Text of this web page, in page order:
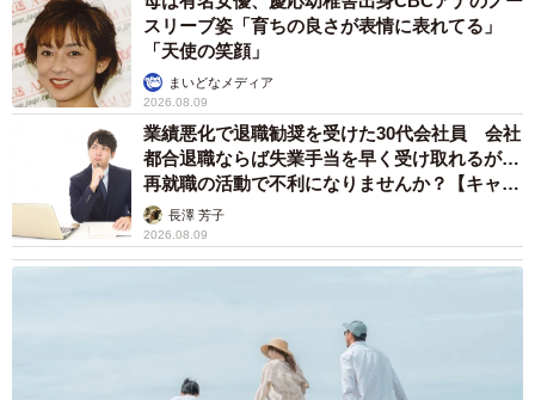
スリーブ姿「育ちの良さが表情に表れてる」
「天使の笑顔」
まいどなメディア
2026.08.09
業績悪化で退職勧奨を受けた30代会社員 会社
都合退職ならば失業手当を早く受け取れるが…
再就職の活動で不利になりませんか？【キャリ
アカウンセラーが解説】
長澤 芳子
2026.08.09